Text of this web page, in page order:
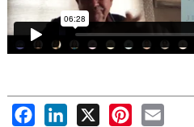
FacebookLinkedIn
X PinterestEmail